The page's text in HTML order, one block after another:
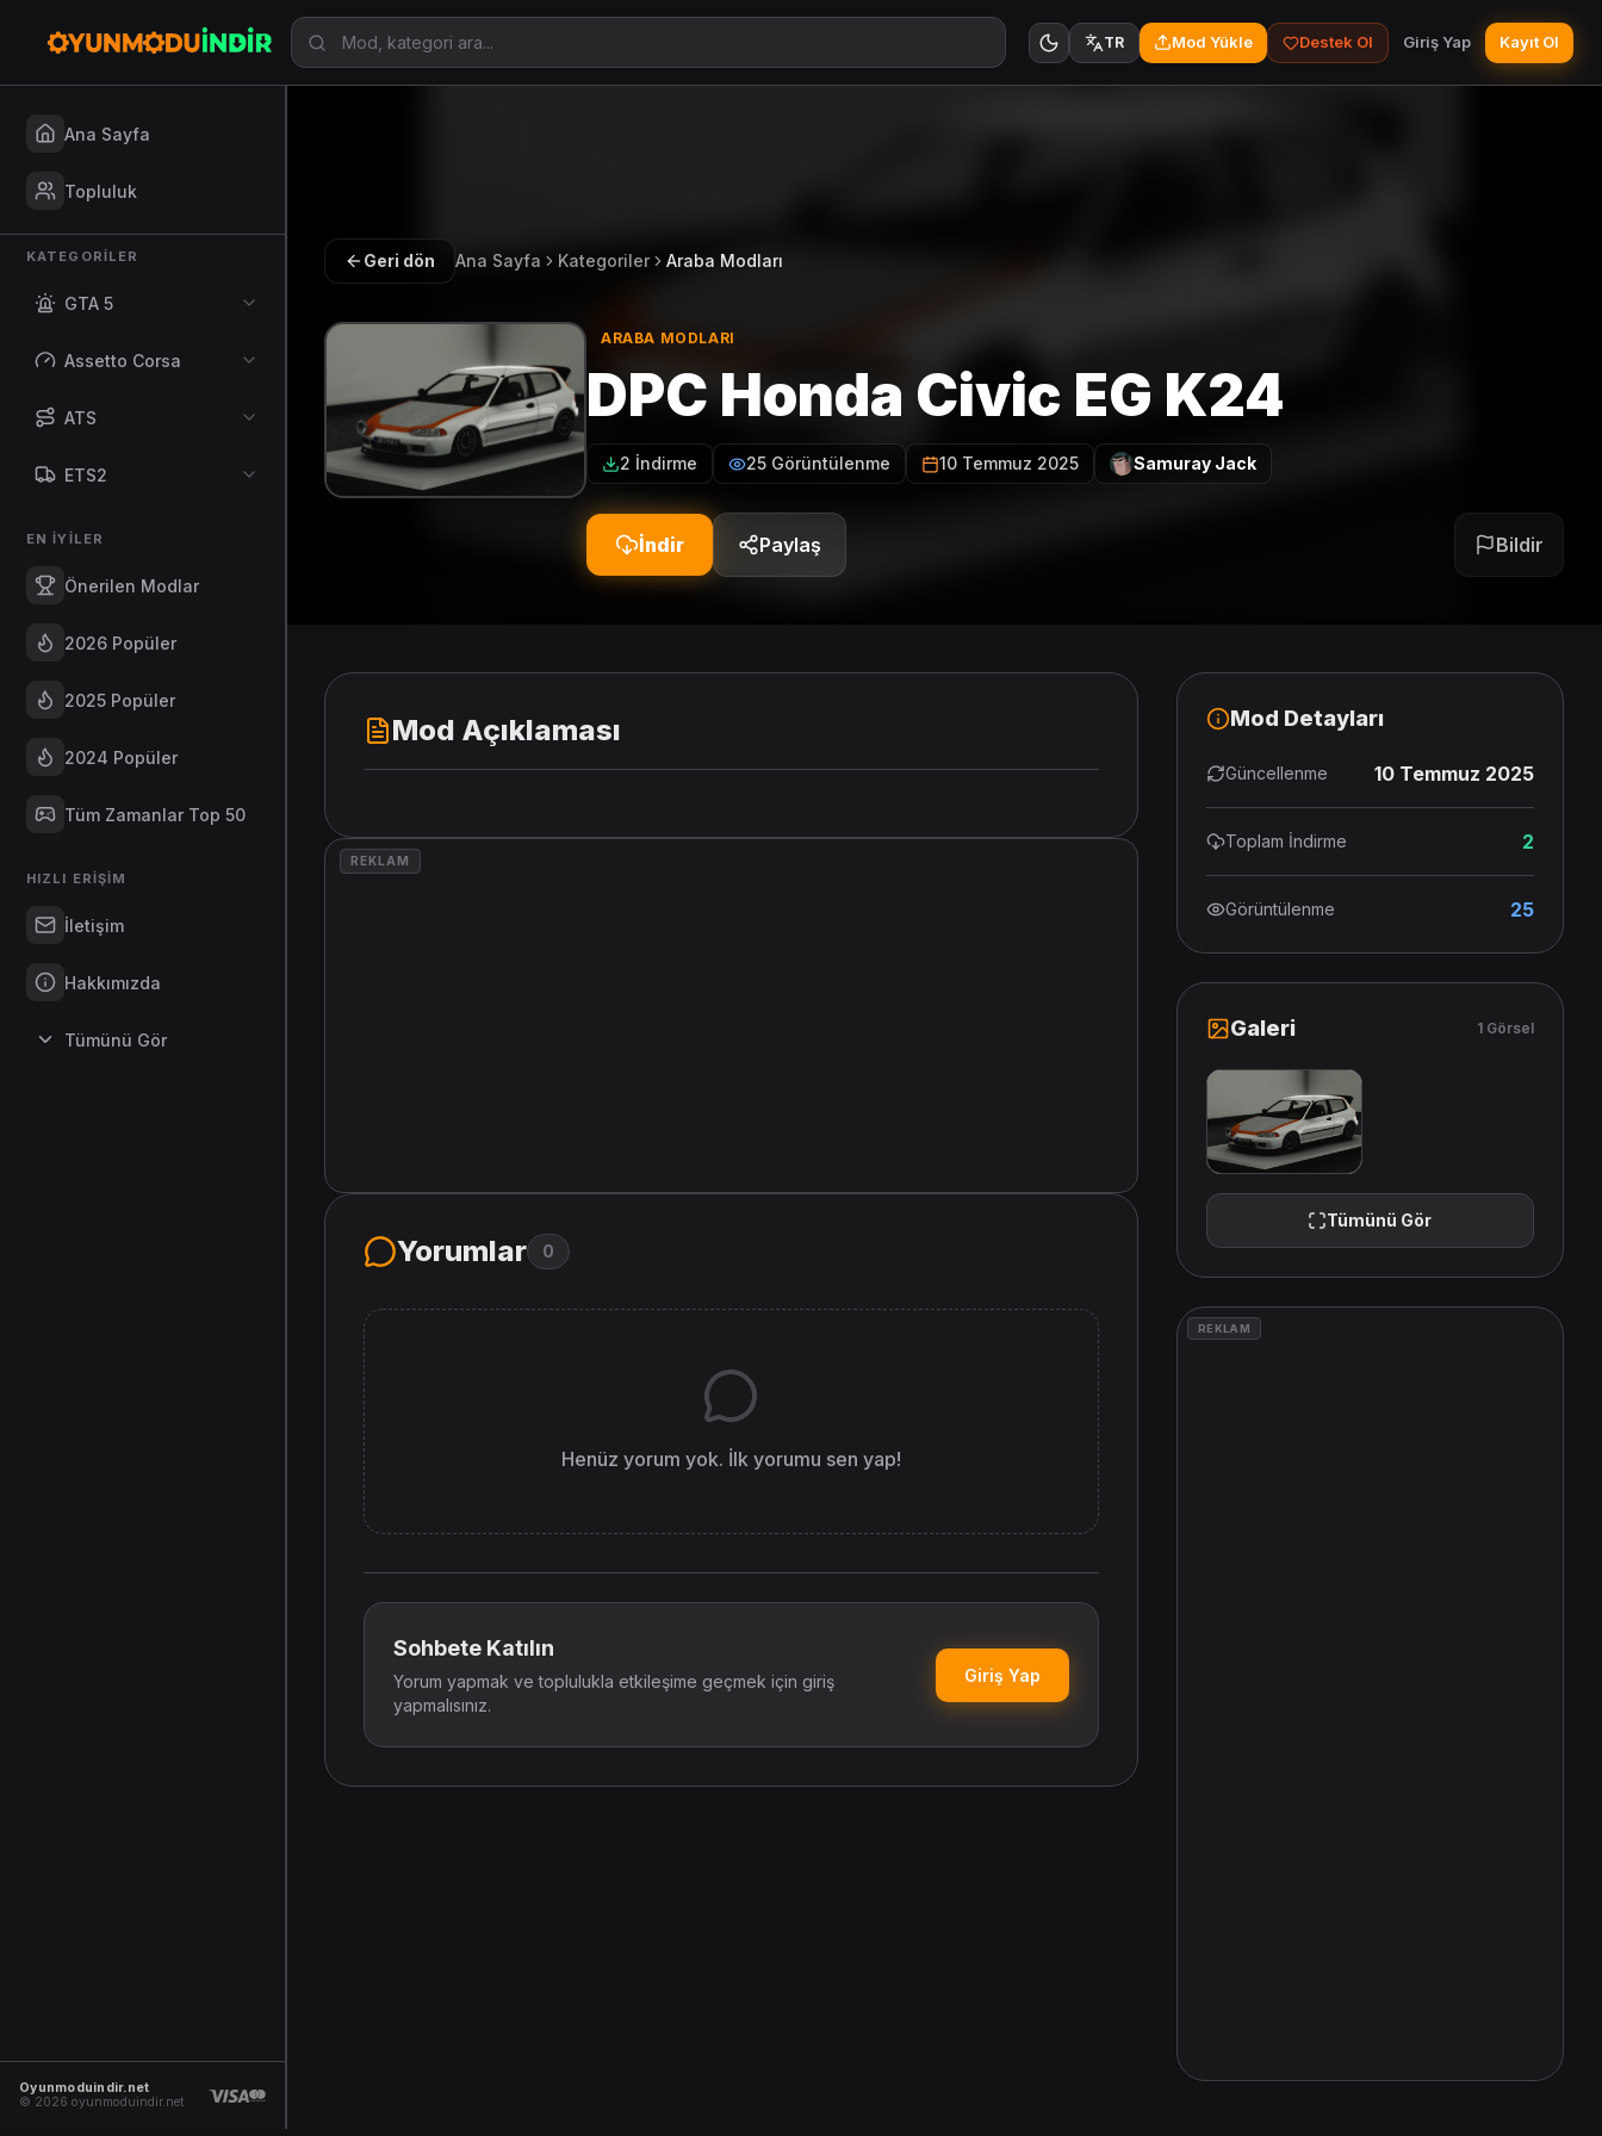
TR Mod Yükle Destek Ol Giriş Yap Kayıt Ol
Ana Sayfa
Topluluk
KATEGORILER
GTA 5
Assetto Corsa
ATS
ETS2
EN İYILER
Önerilen Modlar
2026 Popüler
2025 Popüler
2024 Popüler
Tüm Zamanlar Top 50
HIZLI ERIŞIM
İletişim
Hakkımızda
Tümünü Gör
Oyunmoduindir.net
© 2026 oyunmoduindir.net
Geri dön Ana Sayfa Kategoriler Araba Modları
ARABA MODLARI
DPC Honda Civic EG K24
2 İndirme 25 Görüntülenme 10 Temmuz 2025 Samuray Jack
İndir Paylaş Bildir
Mod Açıklaması
REKLAM
Yorumlar 0
Henüz yorum yok. İlk yorumu sen yap!
Sohbete Katılın
Yorum yapmak ve toplulukla etkileşime geçmek için giriş
yapmalısınız.
Giriş Yap
Mod Detayları
Güncellenme 10 Temmuz 2025
Toplam İndirme 2
Görüntülenme 25
Galeri 1 Görsel
Tümünü Gör
REKLAM